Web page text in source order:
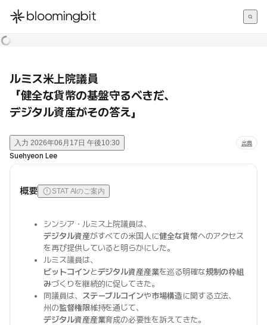
한국어
ルミス米上院議員
「健全な貨幣の基盤守るべきだ、
デジタル資産がその答え」
入力 2026年06月17日 午後10:30 出典
Suehyeon Lee
概要 STAT AIのご案内
シンシア・ルミス上院議員は、
デジタル資産がすべての米国人に健全な貨幣へのアクセス
を再び提供していると明らかにした。
ルミス議員は、
ビットコインとデジタル資産産業を巡る明確な規制の枠組
みづくりを継続的に促してきた。
同議員は、 ステーブルコインや市場構造に関する立法、
州の監督権限維持を通じて、
デジタル資産産業育成の必要性を訴えてきた。